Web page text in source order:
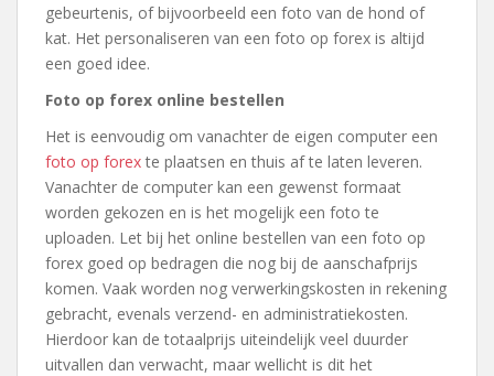
gebeurtenis, of bijvoorbeeld een foto van de hond of
kat. Het personaliseren van een foto op forex is altijd
een goed idee.
Foto op forex online bestellen
Het is eenvoudig om vanachter de eigen computer een
foto op forex te plaatsen en thuis af te laten leveren.
Vanachter de computer kan een gewenst formaat
worden gekozen en is het mogelijk een foto te
uploaden. Let bij het online bestellen van een foto op
forex goed op bedragen die nog bij de aanschafprijs
komen. Vaak worden nog verwerkingskosten in rekening
gebracht, evenals verzend- en administratiekosten.
Hierdoor kan de totaalprijs uiteindelijk veel duurder
uitvallen dan verwacht, maar wellicht is dit het